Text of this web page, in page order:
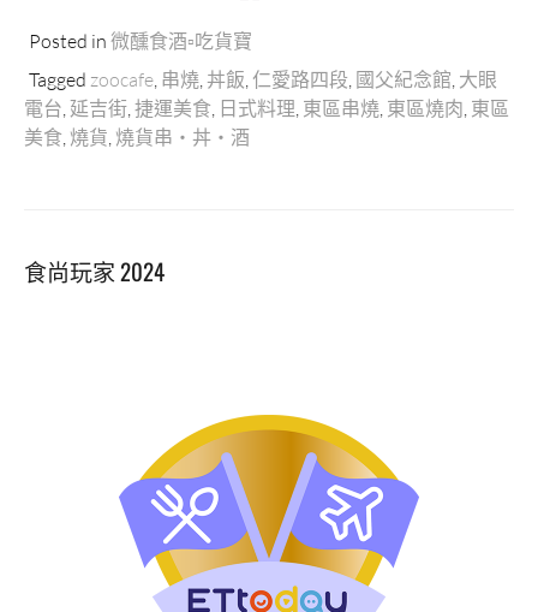
Posted in 微醺食酒▫吃貨寶
Tagged zoocafe 串燒 丼飯 仁愛路四段 國父紀念館 大眼
電台 延吉街 捷運美食 日式料理 東區串燒 東區燒肉 東區
美食 燒貨 燒貨串・丼・酒
食尚玩家 2024